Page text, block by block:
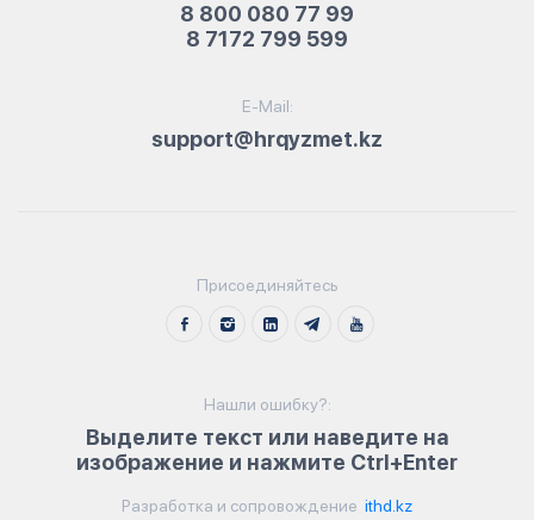
8 800 080 77 99
8 7172 799 599
E-Mail:
support@hrqyzmet.kz
Присоединяйтесь
Нашли ошибку?:
Выделите текст или наведите на
изображение и нажмите Ctrl+Enter
Разработка и сопровождение ithd.kz